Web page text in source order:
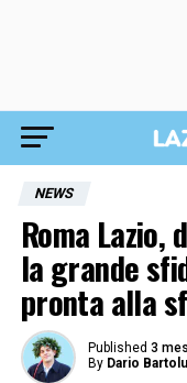
NEWS
Roma
la grande
pronta alla
Published 3
By Dario